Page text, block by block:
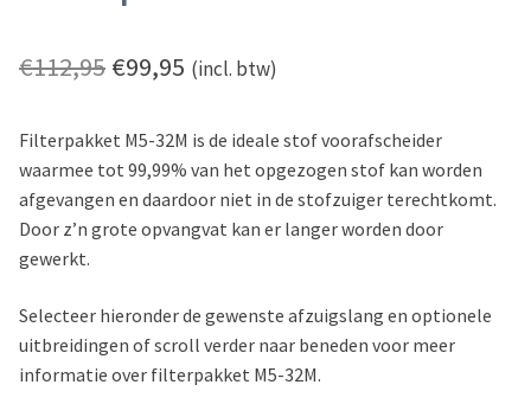
Veiligheid
Mijn account
Nederlands
English
€112,95 Oorspronkelijke
was:
€112,95.
€99,95 Huidige
is:
€99,95.
(incl. btw)
Filterpakket M5-32M is de ideale stof voorafscheider
waarmee tot 99,99% van het opgezogen stof kan worden
afgevangen en daardoor niet in de stofzuiger terechtkomt.
Door z’n grote opvangvat kan er langer worden door
gewerkt.
Selecteer hieronder de gewenste afzuigslang en optionele
uitbreidingen of scroll verder naar beneden voor meer
informatie over filterpakket M5-32M.